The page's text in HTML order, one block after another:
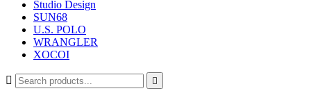
Studio Design
SUN68
U.S. POLO
WRANGLER
XOCOI
 